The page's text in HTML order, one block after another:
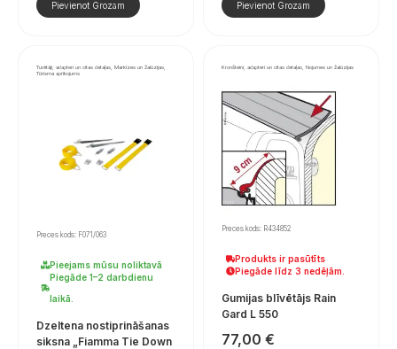
Pievienot Grozam Pievienot Grozam
Turētāji, adapteri un citas detaļas, Markīzes un žalūzijas,
Tūrisma aprīkojums
Preces kods: F071/063
Pieejams mūsu noliktavā
Piegāde 1–2 darbdienu
laikā.
Dzeltena nostiprināšanas
siksna „Fiamma Tie Down
Kronšteini, adapteri un citas detaļas, Nojumes un žalūzijas
Preces kods: R434852
Produkts ir pasūtīts
Piegāde līdz 3 nedēļām.
Gumijas blīvētājs Rain
Gard L 550
77,00 €